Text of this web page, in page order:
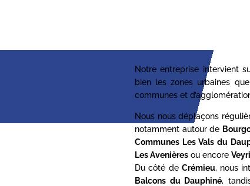
Notre entreprise intervient
bien les zones urbaines
communes et
Nous nous déplaçons
notamment autour de
Communes Les Vals du
Les Avenièresou encore
Du côté de Crémieu, nous
Balcons du Dauphiné,